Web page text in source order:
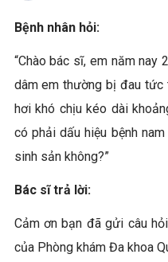
Bệnh nhân hỏi:
“Chào bác sĩ, em năm nay
dâm em thường bị đau tức
hơi khó chịu kéo dài
có phải dấu hiệu bệnh
sinh sản không?”
Bác sĩ trả lời:
Cảm ơn bạn đã gửi câu
của Phòng khám Đa khoa